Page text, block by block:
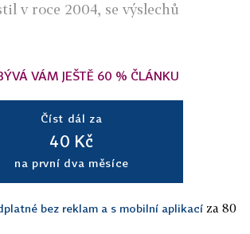
v roce 2004, se výslechů
VÁM JEŠTĚ 60 % ČLÁNKU
Číst dál za
40 Kč
na první dva měsíce
bez reklam a s mobilní aplikací za 80